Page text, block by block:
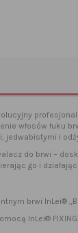
włosów łuku
jedwabistymi i
do brwi –
go i
brwi InLei®
InLei®